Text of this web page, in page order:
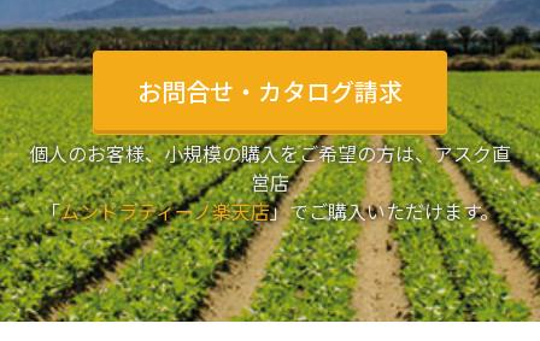
お問合せ・カタログ請求
個人のお客様、小規模の購入をご希望の方は、アスク直
営店
「ムンドラティーノ楽天店」でご購入いただけます。